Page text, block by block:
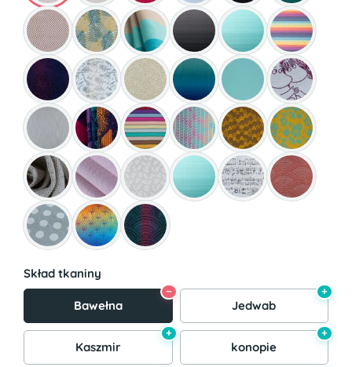
Skład tkaniny
Bawełna
−
Jedwab
+
Kaszmir
+
konopie
+